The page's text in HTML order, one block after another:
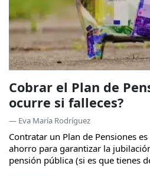
Cobrar el Plan de
ocurre si falleces?
— Eva María Rodríguez
Contratar un Plan de Pensiones
ahorro para garantizar la
pensión pública (si es que tienes